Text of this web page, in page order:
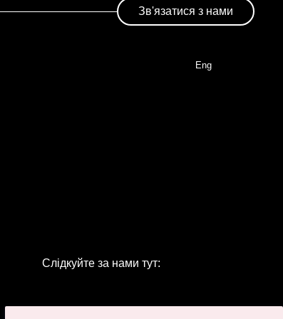
Зв'язатися з нами
Eng
Слідкуйте за нами тут: